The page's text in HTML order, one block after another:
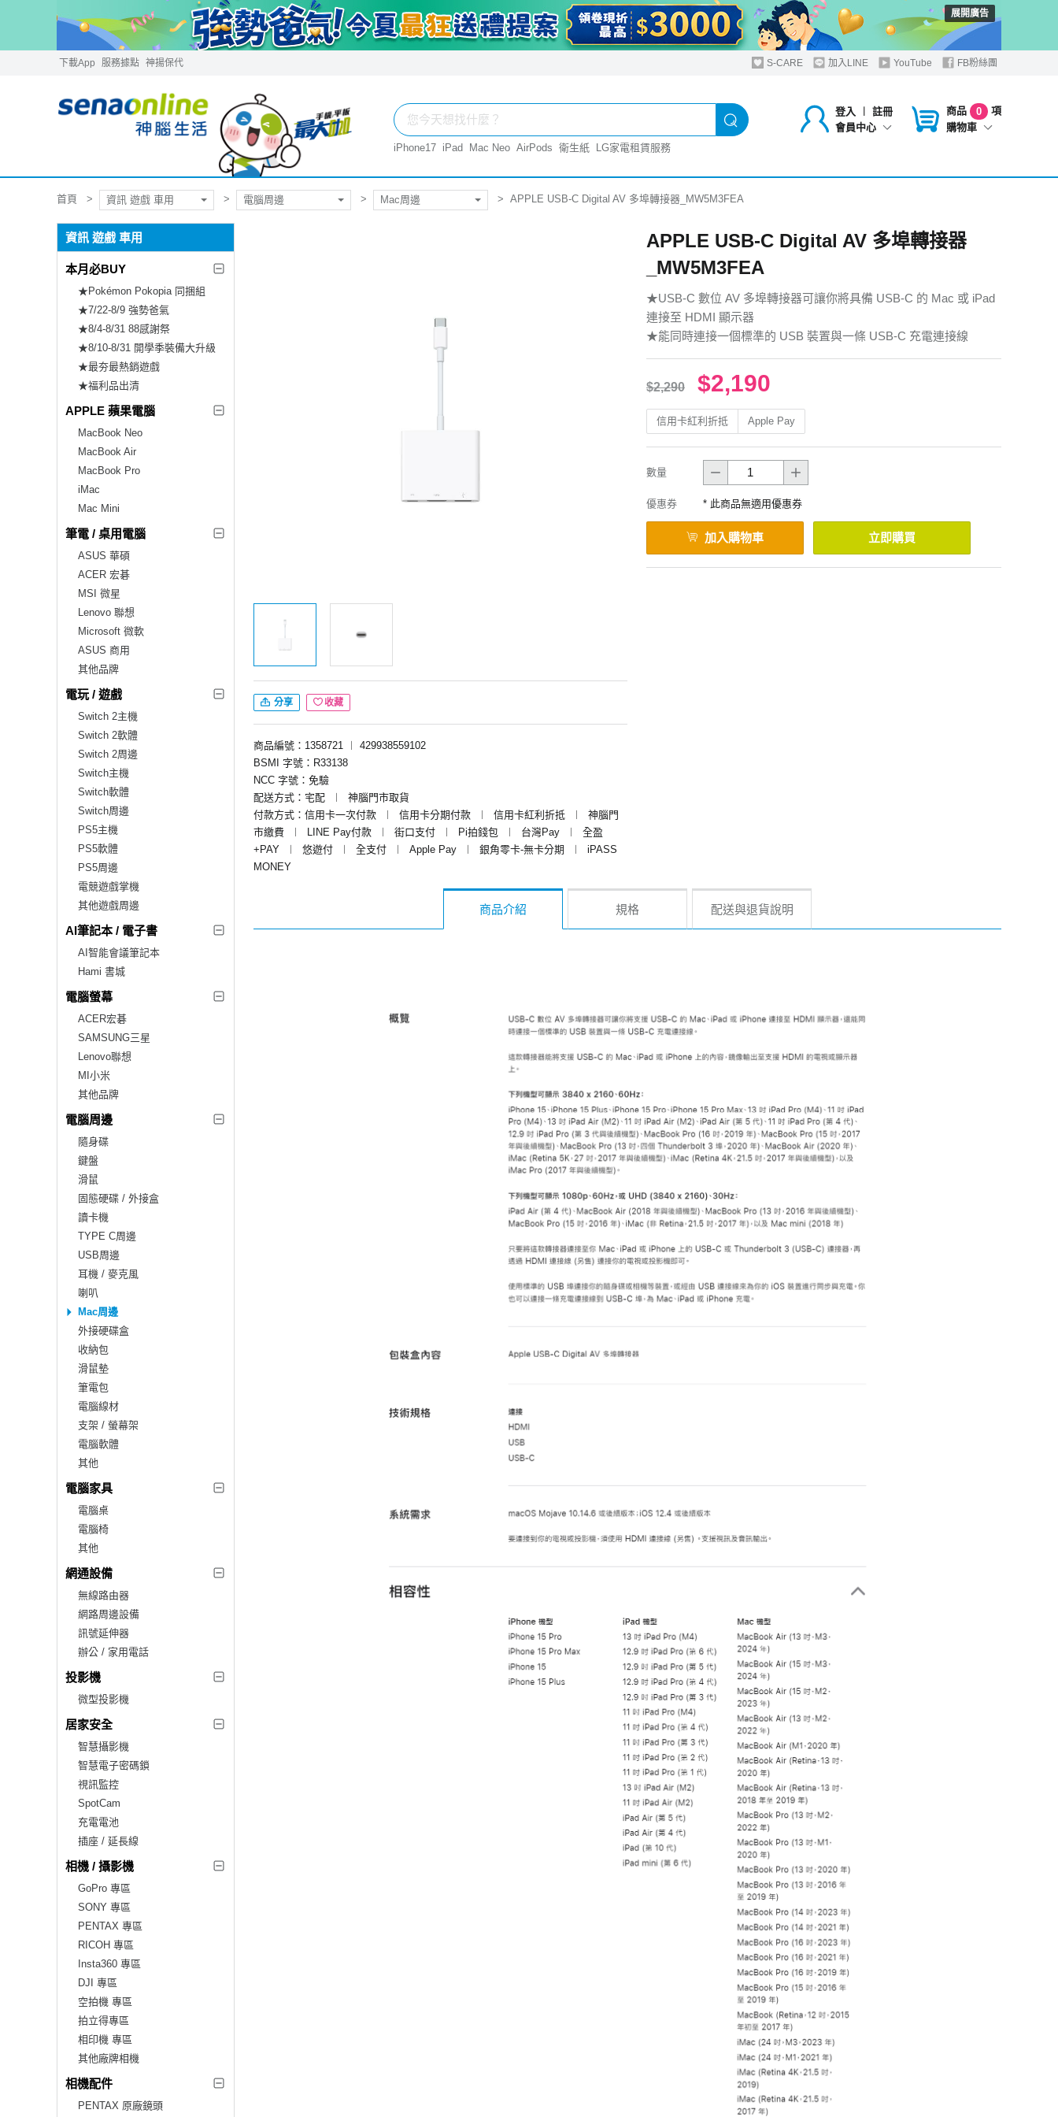
展開廣告
下載App 服務據點 神揚保代 S-CARE 加入LINE YouTube FB粉絲團
登入 ︱
註冊
會員中心
商品 0
項
購物車
iPhone17 iPad Mac Neo AirPods 衛生紙 LG家電租賃服務
首頁 資訊 遊戲 車用 電腦周邊 Mac周邊 APPLE USB-C Digital AV 多埠轉接器_MW5M3FEA
資訊 遊戲 車用
本月必BUY
★Pokémon Pokopia 同捆組
★7/22-8/9 強勢爸氣
★8/4-8/31 88感謝祭
★8/10-8/31 開學季裝備大升級
★最夯最熱銷遊戲
★福利品出清
APPLE 蘋果電腦
MacBook Neo
MacBook Air
MacBook Pro
iMac
Mac Mini
筆電 / 桌用電腦
ASUS 華碩
ACER 宏碁
MSI 微星
Lenovo 聯想
Microsoft 微軟
ASUS 商用
其他品牌
電玩 / 遊戲
Switch 2主機
Switch 2軟體
Switch 2周邊
Switch主機
Switch軟體
Switch周邊
PS5主機
PS5軟體
PS5周邊
電競遊戲掌機
其他遊戲周邊
AI筆記本 / 電子書
AI智能會議筆記本
Hami 書城
電腦螢幕
ACER宏碁
SAMSUNG三星
Lenovo聯想
MI小米
其他品牌
電腦周邊
隨身碟
鍵盤
滑鼠
固態硬碟 / 外接盒
讀卡機
TYPE C周邊
USB周邊
耳機 / 麥克風
喇叭
Mac周邊
外接硬碟盒
收納包
滑鼠墊
筆電包
電腦線材
支架 / 螢幕架
電腦軟體
其他
電腦家具
電腦桌
電腦椅
其他
網通設備
無線路由器
網路周邊設備
訊號延伸器
辦公 / 家用電話
投影機
微型投影機
居家安全
智慧攝影機
智慧電子密碼鎖
視訊監控
SpotCam
充電電池
插座 / 延長線
相機 / 攝影機
GoPro 專區
SONY 專區
PENTAX 專區
RICOH 專區
Insta360 專區
DJI 專區
空拍機 專區
拍立得專區
相印機 專區
其他廠牌相機
相機配件
PENTAX 原廠鏡頭
分享 收藏
商品編號：1358721 ︱
429938559102
BSMI 字號：R33138
NCC 字號：免驗
配送方式：宅配
︱
神腦門市取貨
付款方式：信用卡一次付款
︱ 信用卡分期付款 ︱ 信用卡紅利折抵 ︱
神腦門
市繳費
︱ LINE Pay付款 ︱ 街口支付 ︱ Pi拍錢包 ︱ 台灣Pay ︱
全盈
+PAY
︱ 悠遊付 ︱ 全支付 ︱ Apple Pay ︱ 銀角零卡-無卡分期 ︱
iPASS
MONEY
APPLE USB-C Digital AV 多埠轉接器
_MW5M3FEA
★USB-C 數位 AV 多埠轉接器可讓你將具備 USB-C 的 Mac 或 iPad
連接至 HDMI 顯示器
★能同時連接一個標準的 USB 裝置與一條 USB-C 充電連接線
$2,290 $2,190
信用卡紅利折抵 Apple Pay
數量
優惠券 * 此商品無適用優惠券
加入購物車 立即購買
商品介紹 規格 配送與退貨說明